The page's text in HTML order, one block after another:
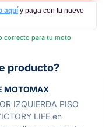
aquí y paga con tu nuevo
correcto para tu moto
producto?
MOTOMAX
IZQUIERDA PISO
LIFE en